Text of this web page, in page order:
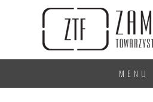
MENU